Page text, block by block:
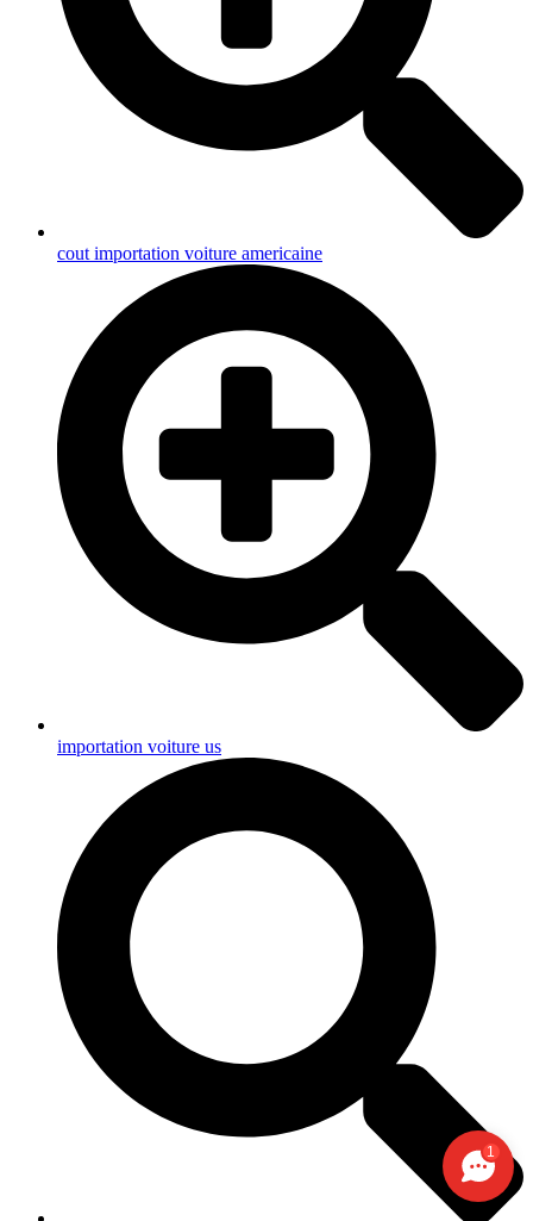
cout importation voiture americaine
importation voiture us
1